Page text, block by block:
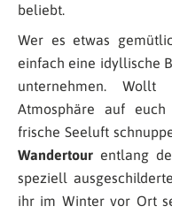
beliebt.
Wer es etwas
einfach eine idyllische
unternehmen.
Atmosphäre auf
frische Seeluft
Wandertour entlang
speziell
ihr im Winter vor Ort